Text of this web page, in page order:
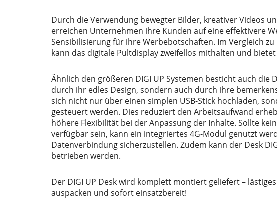
Durch die Verwendung bewegter Bilder, kreativer Videos
erreichen Unternehmen ihre Kunden auf eine effektivere
Sensibilisierung für ihre Werbebotschaften. Im Vergleich
kann das digitale Pultdisplay zweifellos mithalten und
Ähnlich den größeren DIGI UP Systemen besticht auch die
durch ihr edles Design, sondern auch durch ihre
sich nicht nur über einen simplen USB-Stick hochladen,
gesteuert werden. Dies reduziert den Arbeitsaufwand
höhere Flexibilität bei der Anpassung der Inhalte. Sollte
verfügbar sein, kann ein integriertes 4G-Modul genutzt
Datenverbindung sicherzustellen. Zudem kann der Desk
betrieben werden.
Der DIGI UP Desk wird komplett montiert geliefert –
auspacken und sofort einsatzbereit!